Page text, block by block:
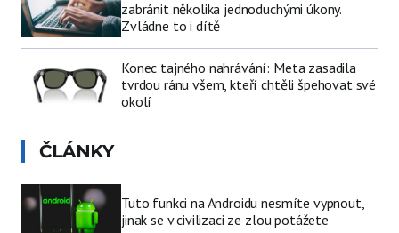
zabránit několika jednoduchými úkony.
Zvládne to i dítě
Konec tajného nahrávání: Meta zasadila
tvrdou ránu všem, kteří chtěli špehovat své
okolí
ČLÁNKY
Tuto funkci na Androidu nesmíte vypnout,
jinak se v civilizaci ze zlou potážete